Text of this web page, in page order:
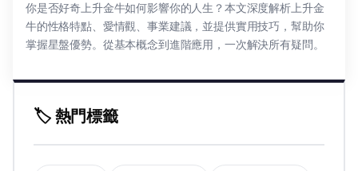
你是否好奇上升金牛如何影響你的人生？本文深度解析上升金
牛的性格特點、愛情觀、事業建議，並提供實用技巧，幫助你
掌握星盤優勢。從基本概念到進階應用，一次解決所有疑問。
🏷️ 熱門標籤